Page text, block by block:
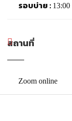
รอบบ่าย :
สถานที่
Zoom online